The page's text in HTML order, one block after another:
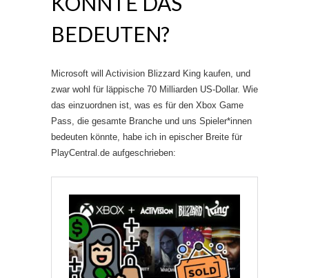
BEDEUTEN?
Microsoft will Activision Blizzard King kaufen, und
zwar wohl für läppische 70 Milliarden US-Dollar. Wie
das einzuordnen ist, was es für den Xbox Game
Pass, die gesamte Branche und uns Spieler*innen
bedeuten könnte, habe ich in epischer Breite für
PlayCentral.de aufgeschrieben: